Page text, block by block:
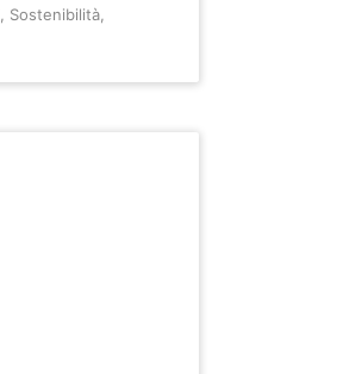
Sostenibilità